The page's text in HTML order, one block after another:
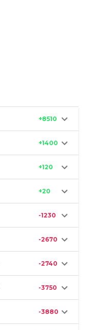
+8510
+1400
+120
+20
-1230
-2670
-2740
-3750
-3880